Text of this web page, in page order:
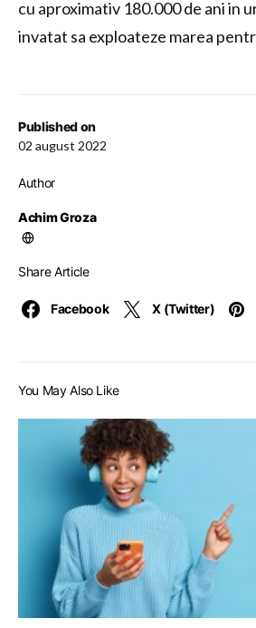
Published on
02 august 2022
Author
Achim Groza
Share Article
Facebook X (Twitter)
cu aproximativ 180.000 de ani in
invatat sa exploateze marea
You May Also Like